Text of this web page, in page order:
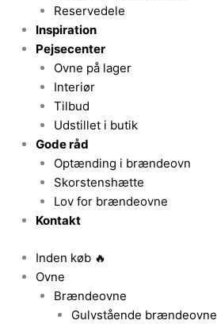
Reservedele
Inspiration
Pejsecenter
Ovne på lager
Interiør
Tilbud
Udstillet i butik
Gode råd
Optænding i brændeovn
Skorstenshætte
Lov for brændeovne
Kontakt
Inden køb 🔥
Ovne
Brændeovne
Gulvstående brændeovne